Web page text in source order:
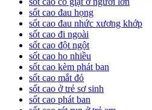
sốt cao đau họng
sốt cao đau nhức xương khớp
sốt cao đi ngoài
sốt cao đột ngột
sốt cao ho nhiều
sốt cao kèm phát ban
sốt cao mắt đỏ
sốt cao ở trẻ sơ sinh
sốt cao phát ban